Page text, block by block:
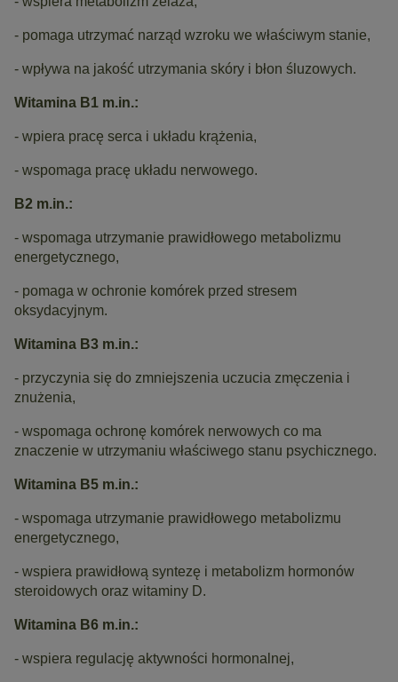
- pomaga utrzymać narząd wzroku we właściwym stanie,
- wpływa na jakość utrzymania skóry i błon śluzowych.
Witamina B1 m.in.:
- wpiera pracę serca i układu krążenia,
- wspomaga pracę układu nerwowego.
B2 m.in.:
- wspomaga utrzymanie prawidłowego metabolizmu
energetycznego,
- pomaga w ochronie komórek przed stresem
oksydacyjnym.
Witamina B3 m.in.:
- przyczynia się do zmniejszenia uczucia zmęczenia i
znużenia,
- wspomaga ochronę komórek nerwowych co ma
znaczenie w utrzymaniu właściwego stanu psychicznego.
Witamina B5 m.in.:
- wspomaga utrzymanie prawidłowego metabolizmu
energetycznego,
- wspiera prawidłową syntezę i metabolizm hormonów
steroidowych oraz witaminy D.
Witamina B6 m.in.:
- wspiera regulację aktywności hormonalnej,